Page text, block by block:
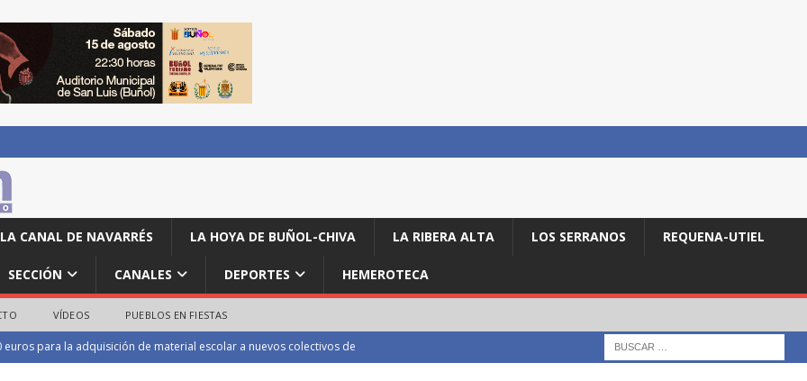
LA CANAL DE NAVARRÉS LA HOYA DE BUÑOL-CHIVA LA RIBERA ALTA LOS SERRANOS REQUENA-UTIEL
SECCIÓN CANALES DEPORTES HEMEROTECA
VÍDEOS PUEBLOS EN FIESTAS
euros para la adquisición de material escolar a nuevos colectivos de